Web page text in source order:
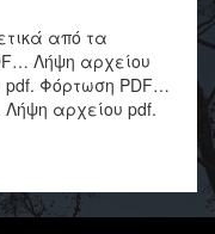
από τα
Λήψη αρχείου
Φόρτωση PDF…
αρχείου pdf.